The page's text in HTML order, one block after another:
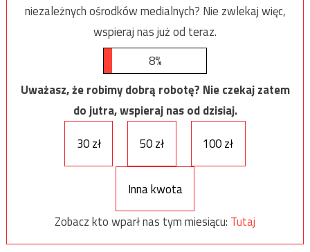
niezależnych ośrodków medialnych? Nie zwlekaj więc,
wspieraj nas już od teraz.
8%
Uważasz, że robimy dobrą robotę? Nie czekaj zatem
do jutra, wspieraj nas od dzisiaj.
30 zł
50 zł 100 zł
Inna kwota
Zobacz kto wparł nas tym miesiącu: Tutaj